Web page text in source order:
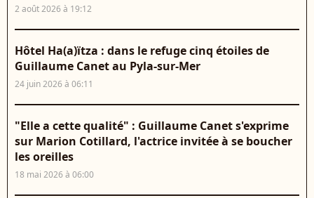
2 août 2026 à 19:12
Hôtel Ha(a)ïtza : dans le refuge cinq étoiles de
Guillaume Canet au Pyla-sur-Mer
24 juin 2026 à 06:11
"Elle a cette qualité" : Guillaume Canet s'exprime
sur Marion Cotillard, l'actrice invitée à se boucher
les oreilles
18 mai 2026 à 06:00